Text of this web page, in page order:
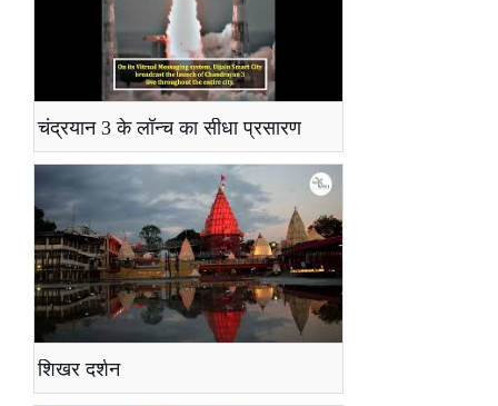
चंद्रयान 3 के लॉन्च का सीधा प्रसारण
शिखर दर्शन